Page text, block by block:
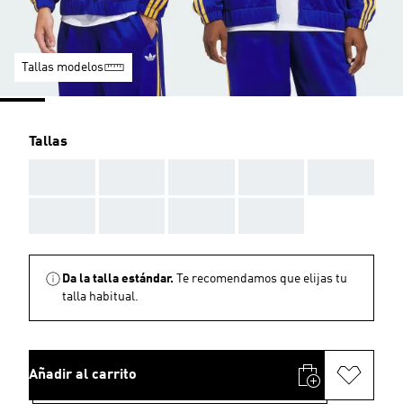
Tallas modelos
Tallas
Da la talla estándar.
Te recomendamos que elijas tu
talla habitual.
Añadir al carrito